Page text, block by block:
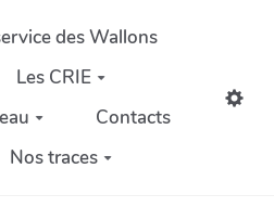
des Wallons
Les CRIE
Contacts
Nos traces